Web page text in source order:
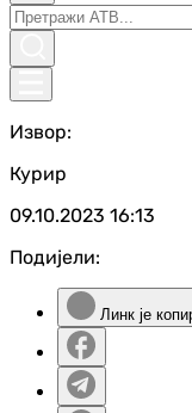
Извор:
Курир
09.10.2023 16:13
Подијели:
Линк је